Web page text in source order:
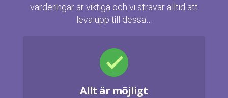
värderingar är viktiga och vi strävar alltid att
leva upp till dessa…
Allt är möjligt